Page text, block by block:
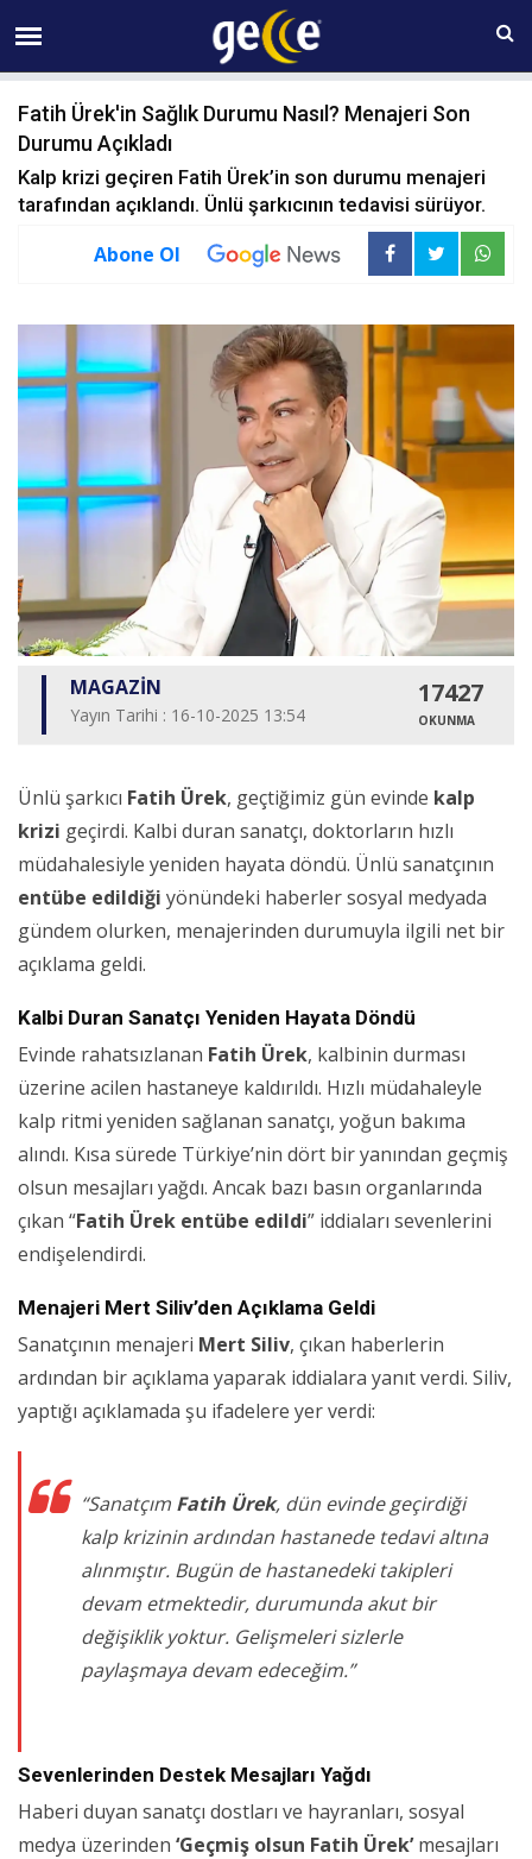
08 AĞUSTOS Cumartesi 17:14
Fatih Ürek'in Sağlık Durumu Nasıl? Menajeri Son
Durumu Açıkladı
Kalp krizi geçiren Fatih Ürek’in son durumu menajeri
tarafından açıklandı. Ünlü şarkıcının tedavisi sürüyor.
Abone Ol
MAGAZİN
Yayın Tarihi : 16-10-2025 13:54
17427
OKUNMA
Ünlü şarkıcı Fatih Ürek, geçtiğimiz gün evinde kalp
krizi geçirdi. Kalbi duran sanatçı, doktorların hızlı
müdahalesiyle yeniden hayata döndü. Ünlü sanatçının
entübe edildiği yönündeki haberler sosyal medyada
gündem olurken, menajerinden durumuyla ilgili net bir
açıklama geldi.
Kalbi Duran Sanatçı Yeniden Hayata Döndü
Evinde rahatsızlanan Fatih Ürek, kalbinin durması
üzerine acilen hastaneye kaldırıldı. Hızlı müdahaleyle
kalp ritmi yeniden sağlanan sanatçı, yoğun bakıma
alındı. Kısa sürede Türkiye’nin dört bir yanından geçmiş
olsun mesajları yağdı. Ancak bazı basın organlarında
çıkan “Fatih Ürek entübe edildi” iddiaları sevenlerini
endişelendirdi.
Menajeri Mert Siliv’den Açıklama Geldi
Sanatçının menajeri Mert Siliv, çıkan haberlerin
ardından bir açıklama yaparak iddialara yanıt verdi. Siliv,
yaptığı açıklamada şu ifadelere yer verdi:
“Sanatçım Fatih Ürek, dün evinde geçirdiği
kalp krizinin ardından hastanede tedavi altına
alınmıştır. Bugün de hastanedeki takipleri
devam etmektedir, durumunda akut bir
değişiklik yoktur. Gelişmeleri sizlerle
paylaşmaya devam edeceğim.”
Sevenlerinden Destek Mesajları Yağdı
Haberi duyan sanatçı dostları ve hayranları, sosyal
medya üzerinden ‘Geçmiş olsun Fatih Ürek’mesajları